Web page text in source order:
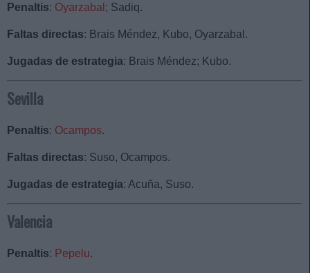
Penaltis: Oyarzabal ; Sadiq.
Faltas directas: Brais Méndez, Kubo, Oyarzabal.
Jugadas de estrategia: Brais Méndez; Kubo.
Sevilla
Penaltis: Ocampos.
Faltas directas: Suso, Ocampos.
Jugadas de estrategia: Acuña, Suso.
Valencia
Penaltis: Pepelu.